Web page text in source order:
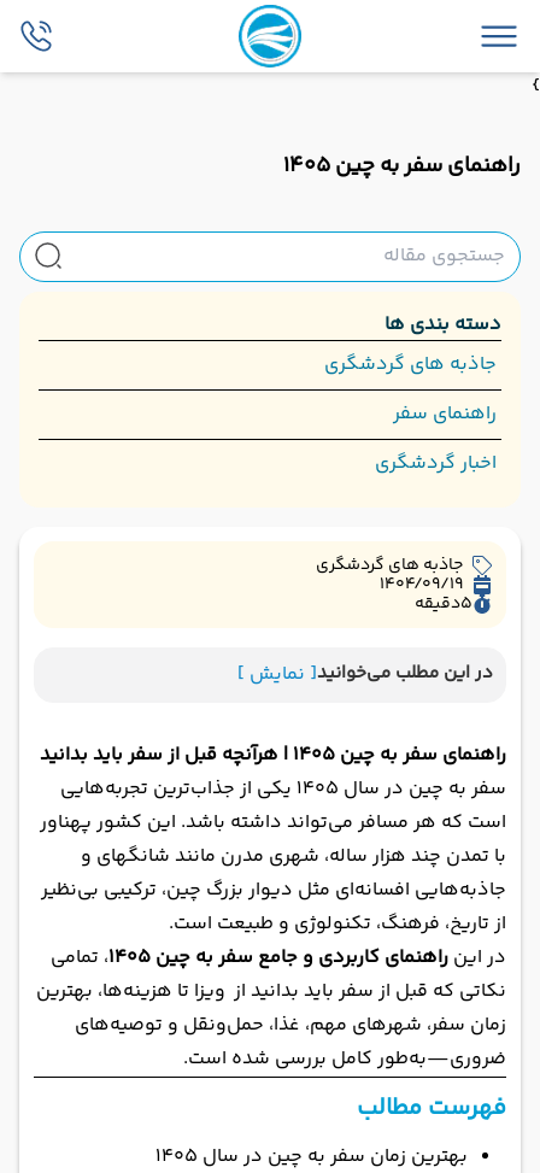
}
راهنمای سفر به چین 1405
دسته بندی ها
جاذبه های گردشگری
راهنمای سفر
اخبار گردشگری
جاذبه های گردشگری
1404/09/19
5دقیقه
در این مطلب می‌خوانید[ نمایش ]
راهنمای سفر به چین ۱۴۰۵ | هرآنچه قبل از سفر باید بدانید
سفر به چین در سال ۱۴۰۵ یکی از جذاب‌ترین تجربه‌هایی
است که هر مسافر می‌تواند داشته باشد. این کشور پهناور
با تمدن چند هزار ساله، شهری مدرن مانند شانگهای و
جاذبه‌هایی افسانه‌ای مثل دیوار بزرگ چین، ترکیبی بی‌نظیر
از تاریخ، فرهنگ، تکنولوژی و طبیعت است.
در این راهنمای کاربردی و جامع سفر به چین ۱۴۰۵
، تمامی
نکاتی که قبل از سفر باید بدانید از ویزا تا هزینه‌ها، بهترین
زمان سفر، شهرهای مهم، غذا، حمل‌ونقل و توصیه‌های
ضروری—به‌طور کامل بررسی شده است.
فهرست مطالب
بهترین زمان سفر به چین در سال ۱۴۰۵